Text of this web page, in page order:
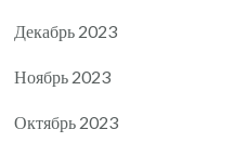
Декабрь 2023
Ноябрь 2023
Октябрь 2023